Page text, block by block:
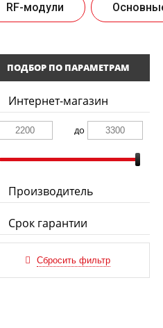
RF-модули
ПОДБОР ПО ПАРАМЕТРАМ
Интернет-магазин
до
Производитель
Срок гарантии